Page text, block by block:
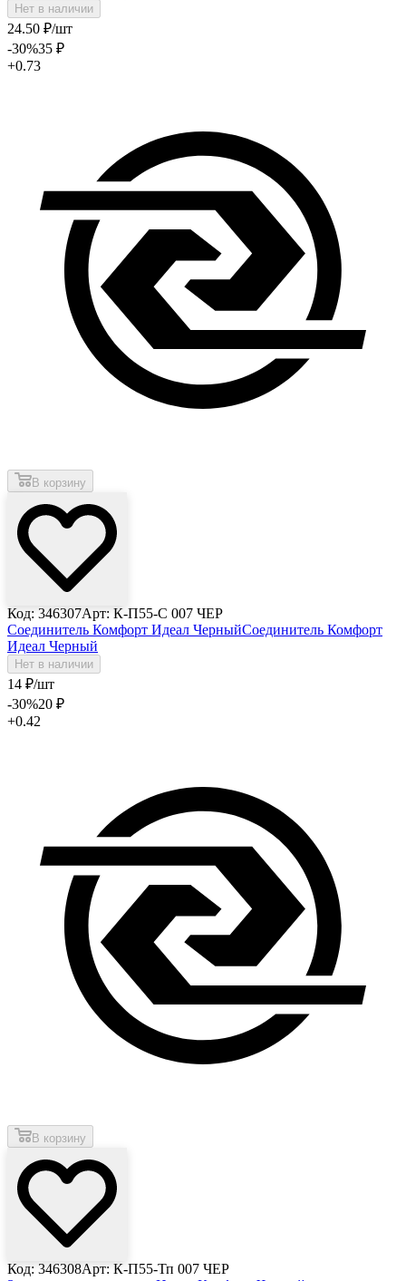
Нет в наличии
24.50 ₽/шт
-30%35 ₽
+0.73
В корзину
Код: 346307Арт: К-П55-С 007 ЧЕР
Соединитель Комфорт Идеал ЧерныйСоединитель Комфорт
Идеал Черный
Нет в наличии
14 ₽/шт
-30%20 ₽
+0.42
В корзину
Код: 346308Арт: К-П55-Тп 007 ЧЕР